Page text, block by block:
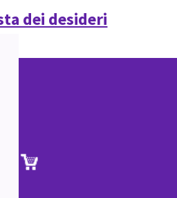
dei desideri